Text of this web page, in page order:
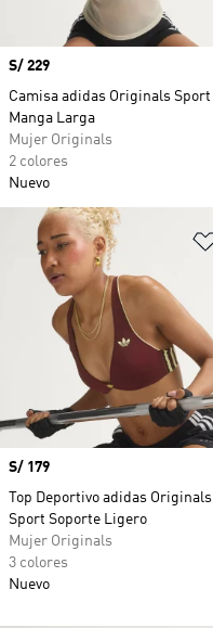
Precio
S/ 229
Camisa adidas Originals Sport
Manga Larga
Mujer Originals
2 colores
Nuevo
Precio
S/ 179
Top Deportivo adidas Originals
Sport Soporte Ligero
Mujer Originals
3 colores
Nuevo